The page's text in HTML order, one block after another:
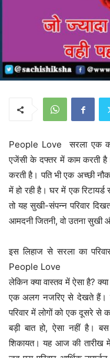
People Love सरला एक
एजेंसी के दफ्तर में काम करती
करती है। पति भी एक अच्छी
में हो रही है। घर में एक
तो यह सुखी-संपन्न परिवार
आमदनी जितनी, वो उतना सुखी
इस लिहाज से सरला का
People Love
लेकिन क्या वास्तव में ऐसा है?
एक अलग नजरिए से देखते हैं।
परिवार में लोगों को एक दूसरे से
बड़ी बात हो, ऐसा नहीं
शिकायत। यह आज की तारीख